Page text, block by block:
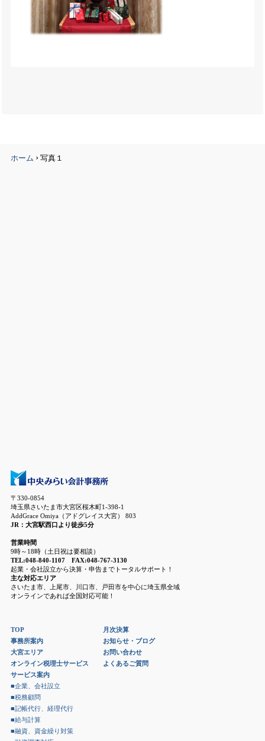
ホーム ›写真１
〒330-0854
埼玉県さいたま市大宮区桜木町1-398-1
AddGrace Omiya（アドグレイス大宮） 803
JR：大宮駅西口より徒歩5分
営業時間
9時～18時（土日祝は要相談）
TEL:048-840-1107 FAX:048-767-3130
起業・会社設立から決算・申告までトータルサポート！
主な対応エリア
さいたま市、上尾市、川口市、戸田市を中心に埼玉県全域
オンラインであれば全国対応可能！
TOP
事務所案内
大宮エリア
オンライン税理士サービス
サービス案内
■企業、会社設立
■税務顧問
■記帳代行、経理代行
■給与計算
■融資、資金繰り対策
月次決算
お知らせ・ブログ
お問い合わせ
よくあるご質問